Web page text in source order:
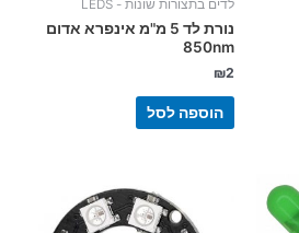
לדים בתצורות שונות - LEDS
נורת לד 5 מ"מ אינפרא אדום
850nm
₪2
הוספה לסל